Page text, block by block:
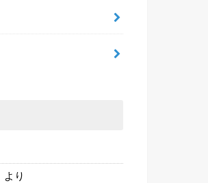
より